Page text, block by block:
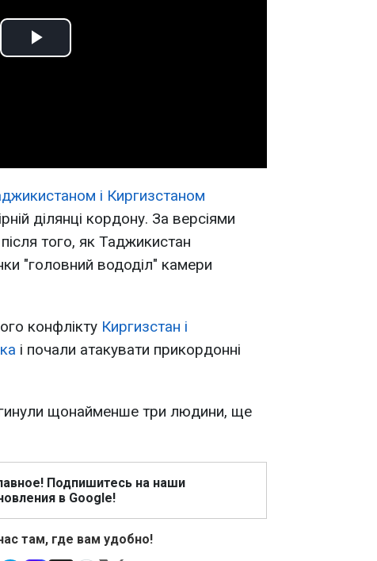
Play
і Киргизстаном
ділянці кордону. За версіями
того, як Таджикистан
"головний вододіл" камери
конфлікту Киргизстан і
і почали атакувати прикордонні
щонайменше три людини, ще
Подпишитесь на наши
в Google!
там, где вам удобно!